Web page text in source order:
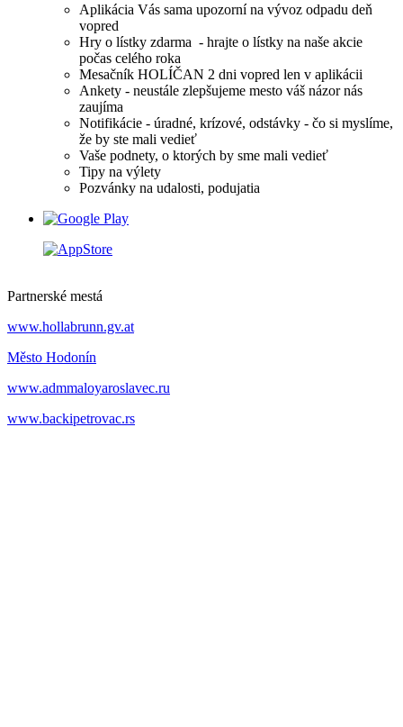
Aplikácia Vás sama upozorní na vývoz odpadu deň
vopred
Hry o lístky zdarma - hrajte o lístky na naše akcie
počas celého roka
Mesačník HOLÍČAN 2 dni vopred len v aplikácii
Ankety - neustále zlepšujeme mesto váš názor nás
zaujíma
Notifikácie - úradné, krízové, odstávky - čo si myslíme,
že by ste mali vedieť
Vaše podnety, o ktorých by sme mali vedieť
Tipy na výlety
Pozvánky na udalosti, podujatia
Partnerské mestá
www.hollabrunn.gv.at
Město Hodonín
www.admmaloyaroslavec.ru
www.backipetrovac.rs